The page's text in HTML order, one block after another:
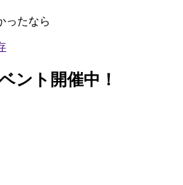
ったなら
ント開催中！